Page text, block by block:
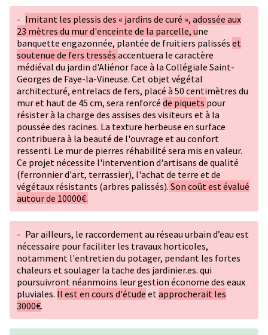
- Imitant les plessis des « jardins de curé », adossée aux
23 mètres du mur d'enceinte de la parcelle, une
banquette engazonnée, plantée de fruitiers palissés et
soutenue de fers tressés accentuera le caractère
médiéval du jardin d'Aliénor face à la Collégiale Saint-
Georges de Faye-la-Vineuse. Cet objet végétal
architecturé, entrelacs de fers, placé à 50 centimètres du
mur et haut de 45 cm, sera renforcé de piquets pour
résister à la charge des assises des visiteurs et à la
poussée des racines. La texture herbeuse en surface
contribuera à la beauté de l'ouvrage et au confort
ressenti. Le mur de pierres réhabilité sera mis en valeur.
Ce projet nécessite l'intervention d'artisans de qualité
(ferronnier d'art, terrassier), l'achat de terre et de
végétaux résistants (arbres palissés). Son coût est évalué
autour de 10000€.
- Par ailleurs, le raccordement au réseau urbain d’eau est
nécessaire pour faciliter les travaux horticoles,
notamment l'entretien du potager, pendant les fortes
chaleurs et soulager la tache des jardinier.es. qui
poursuivront néanmoins leur gestion économe des eaux
pluviales. Il est en cours d'étude etapprocherait les
3000€.